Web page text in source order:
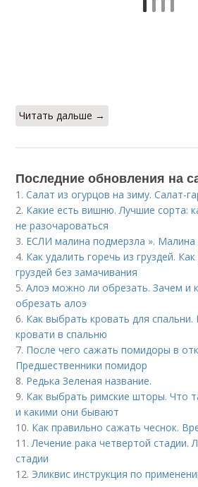
Читать дальше →
Последние обновления на
1.Салат из огурцов на зиму. Салат-
2. Какие есть вишню. Лучшие сорта:
не разочароваться
3. ЕСЛИ малина подмерзла ». Малина
4. Как удалить горечь из груздей.
груздей без замачивания
5.Алоэ можно ли обрезать. Зачем и
обрезать алоэ
6. Как выбрать кровать для
кровати в спальню
7. После чего сажать помидоры в
Предшественники помидор
8. Редька Зеленая название.
9. Как выбрать римские шторы. Что
и какими они бывают
10. Как правильно сажать чеснок.
11.Лечение рака четвертой стадии.
стадии
12. Эликвис инструкция по